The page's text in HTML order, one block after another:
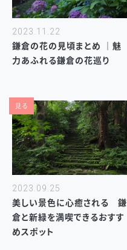
2023.11.22
鎌倉の花の見頃まとめ ｜魅
力あふれる鎌倉の花巡り
見る
2023.09.25
美しい景色に心癒される 鎌
倉と新緑を満喫できるおすす
めスポット